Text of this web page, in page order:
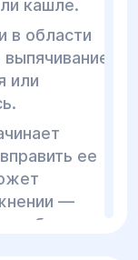
кашле.
в области
или
ее
—